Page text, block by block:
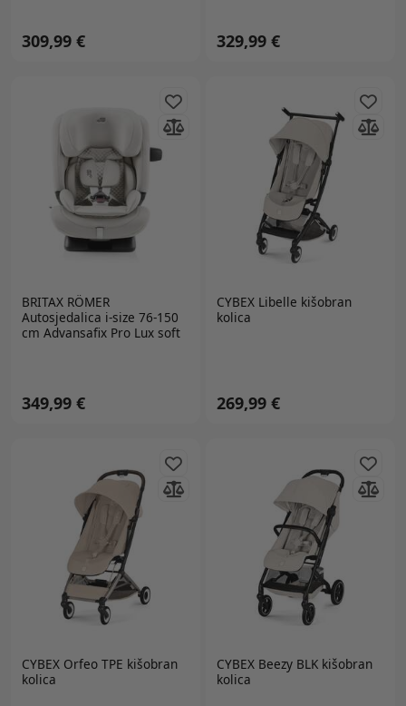
309,99 € 329,99 €
BRITAX RÖMER
Autosjedalica i-size 76-150
cm Advansafix Pro Lux soft
349,99 €
CYBEX Libelle kišobran
kolica
269,99 €
CYBEX Orfeo TPE kišobran
kolica
CYBEX Beezy BLK kišobran
kolica